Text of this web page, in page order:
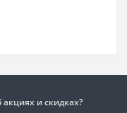
и скидках?